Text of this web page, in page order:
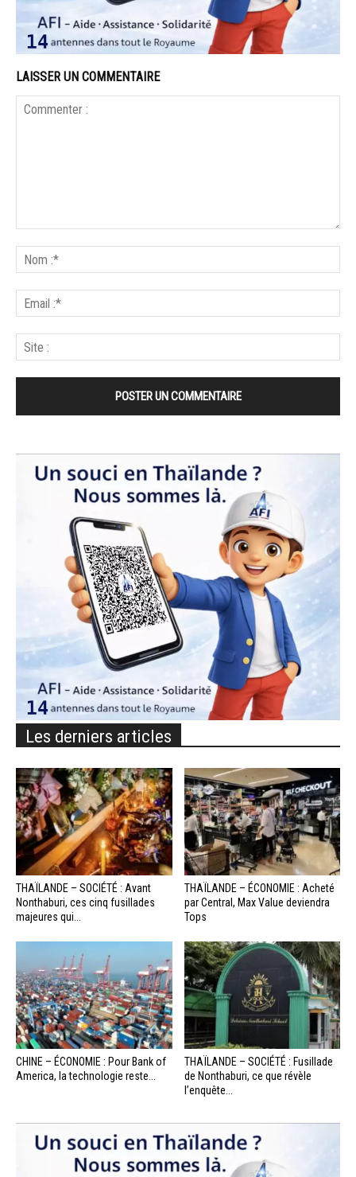
LAISSER UN COMMENTAIRE
Les derniers articles
THAÏLANDE – SOCIÉTÉ : Avant
Nonthaburi, ces cinq fusillades
majeures qui...
THAÏLANDE – ÉCONOMIE : Acheté
par Central, Max Value deviendra
Tops
CHINE – ÉCONOMIE : Pour Bank of
America, la technologie reste...
THAÏLANDE – SOCIÉTÉ : Fusillade
de Nonthaburi, ce que révèle
l’enquête...